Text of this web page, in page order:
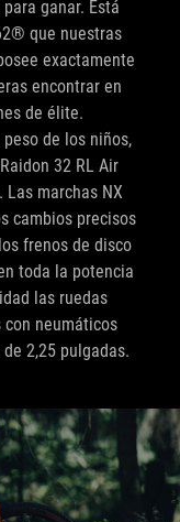
ganar. Está
que nuestras
exactamente
encontrar en
de élite.
de los niños,
32 RL Air
marchas NX
cambios precisos
frenos de disco
toda la potencia
las ruedas
con neumáticos
2,25 pulgadas.